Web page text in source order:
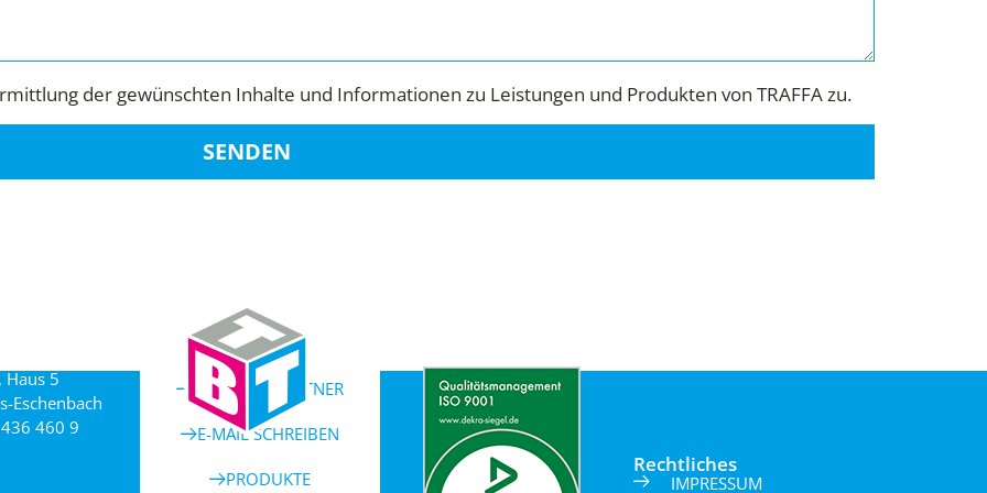
der gewünschten Inhalte und Informationen zu Leistungen und Produkten von TRAFFA zu.
SENDEN
Haus 5
Eschenbach
460 9
ANSPRECHPARTNER
E-MAIL SCHREIBEN
PRODUKTE
Rechtliches
IMPRESSUM